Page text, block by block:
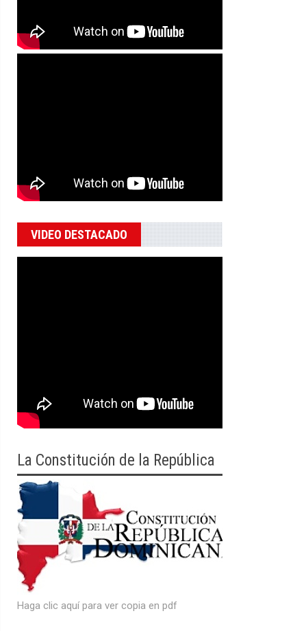
VIDEO DESTACADO
La Constitución de la República
Haga clic aquí para ver copia en pdf